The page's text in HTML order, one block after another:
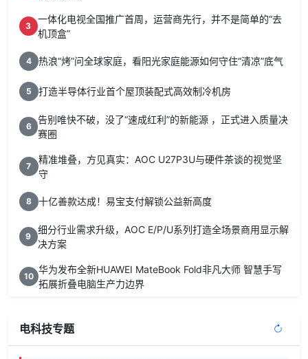
3
一体化电视全国推广首周，运营商先行，并不是简单的“去
机顶盒”
4 热浪“烤”问全球家庭，看阳光家庭能源如何守住“清凉”底气
5 打造半导体行业首个屋顶装配式高效制冷机房
6
告别唯快不破，没了“速成红利”的新能源 ，正式进入质量决
赛圈
7
精准堆叠，方见真实：AOC U27P3U与硬件茶谈的视觉坚
守
8 十亿善款达成！易宝支付解锁公益新高度
9
细分行业需求升级，AOC E/P/U系列打造全场景商用显示解
决方案
10
华为发布全新HUAWEI MateBook Fold非凡大师 智慧手写
拓展折叠电脑生产力边界
电科技专题